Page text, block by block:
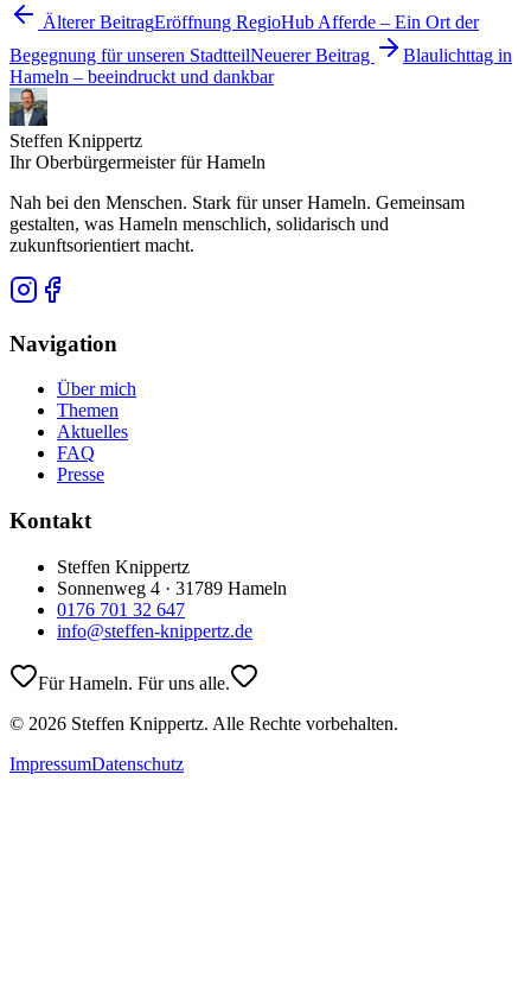
Älterer BeitragEröffnung RegioHub Afferde – Ein Ort der
Begegnung für unseren StadtteilNeuerer Beitrag
Blaulichttag in
Hameln – beeindruckt und dankbar
Steffen Knippertz
Ihr Oberbürgermeister für Hameln
Nah bei den Menschen. Stark für unser Hameln. Gemeinsam
gestalten, was Hameln menschlich, solidarisch und
zukunftsorientiert macht.
Navigation
Über mich
Themen
Aktuelles
FAQ
Presse
Kontakt
Steffen Knippertz
Sonnenweg 4 · 31789 Hameln
0176 701 32 647
info@steffen-knippertz.de
Für Hameln. Für uns alle.
© 2026 Steffen Knippertz. Alle Rechte vorbehalten.
ImpressumDatenschutz